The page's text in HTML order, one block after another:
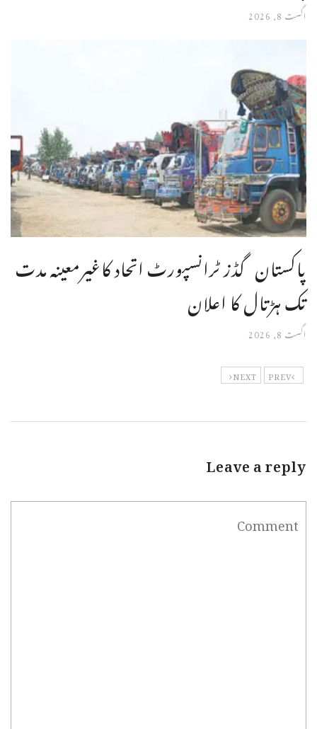
اگست 8, 2026
پاکستان گڈز ٹرانسپورٹ اتحاد کاغیرمعینہ مدت
تک ہڑتال کا اعلان
اگست 8, 2026
PREV
NEXT
Leave a reply